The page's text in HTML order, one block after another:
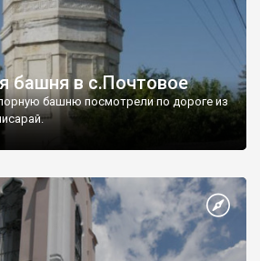
башня в с.Почтовое
башню посмотрели по дороге из